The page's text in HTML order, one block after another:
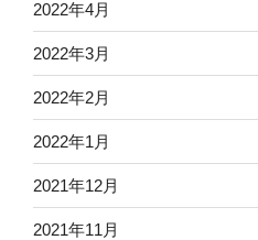
2022年4月
2022年3月
2022年2月
2022年1月
2021年12月
2021年11月